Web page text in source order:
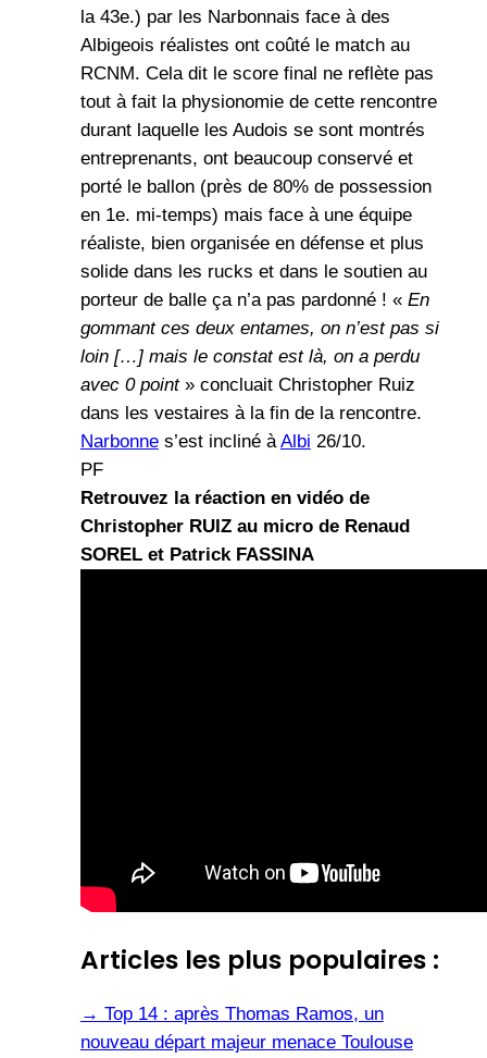
la 43e.) par les Narbonnais face à des
Albigeois réalistes ont coûté le match au
RCNM. Cela dit le score final ne reflète pas
tout à fait la physionomie de cette rencontre
durant laquelle les Audois se sont montrés
entreprenants, ont beaucoup conservé et
porté le ballon (près de 80% de possession
en 1e. mi-temps) mais face à une équipe
réaliste, bien organisée en défense et plus
solide dans les rucks et dans le soutien au
porteur de balle ça n’a pas pardonné ! « En
gommant ces deux entames, on n’est pas si
loin […] mais le constat est là, on a perdu
avec 0 point» concluait Christopher Ruiz
dans les vestaires à la fin de la rencontre.
Narbonnes’est incliné à Albi 26/10.
PF
Retrouvez la réaction en vidéo de
Christopher RUIZ au micro de Renaud
SOREL et Patrick FASSINA
Articles les plus populaires :
→ Top 14 : après Thomas Ramos, un
nouveau départ majeur menace Toulouse